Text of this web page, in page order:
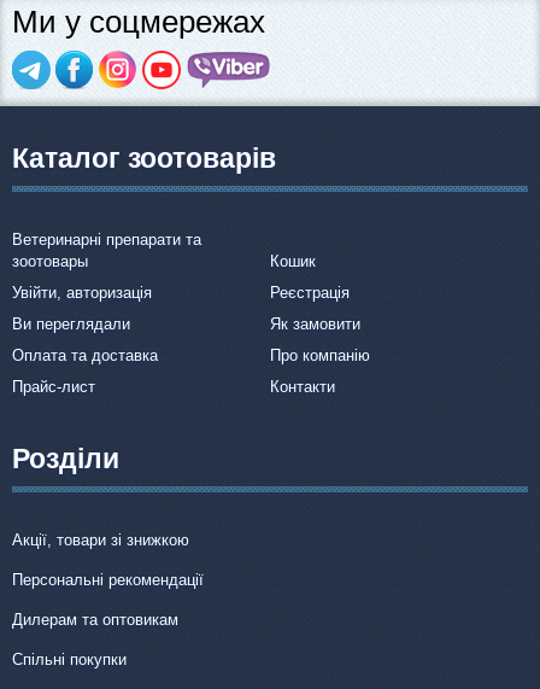
Ми у соцмережах
Каталог зоотоварів
Ветеринарні препарати та
зоотовары
Кошик
Увійти, авторизація
Реєстрація
Ви переглядали
Як замовити
Оплата та доставка
Про компанію
Прайс-лист
Контакти
Розділи
Акції, товари зі знижкою
Персональні рекомендації
Дилерам та оптовикам
Спільні покупки